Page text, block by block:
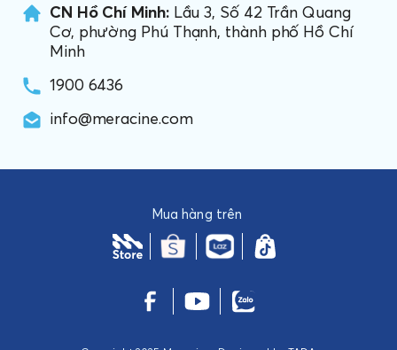
CN Hồ Chí Minh:Lầu 3, Số 42 Trần Quang
Cơ, phường Phú Thạnh, thành phố Hồ Chí
Minh
1900 6436
info@meracine.com
Mua hàng trên